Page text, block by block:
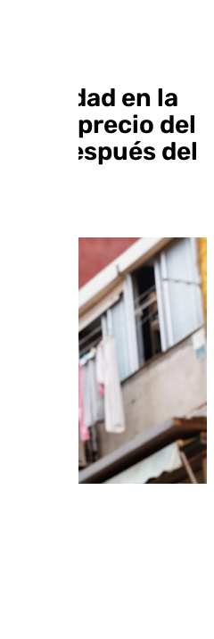
ciudad en la
el precio del
después del